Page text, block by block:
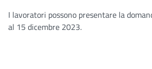
I lavoratori possono presentare la
al 15 dicembre 2023.